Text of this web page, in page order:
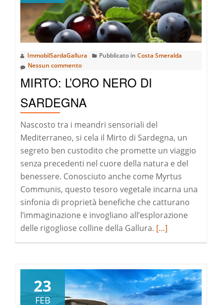
ESCLUSIVE
DELLA
STAGIONE
VELICA
2024
IN
GALLURA
ImmobilSardaGallura Pubblicato in Costa Smeralda
Nessun commento
MIRTO: L’ORO NERO DI
SARDEGNA
Nascosto tra i meandri sensoriali del
Mediterraneo, si cela il Mirto di Sardegna, un
segreto ben custodito che promette un viaggio
senza precedenti nel cuore della natura e del
benessere. Conosciuto anche come Myrtus
Communis, questo tesoro vegetale incarna una
sinfonia di proprietà benefiche che catturano
l’immaginazione e invogliano all’esplorazione
delle rigogliose colline della Gallura. Leggi
riguardoMIRTO:
L’ORO
[…]
23
FEB